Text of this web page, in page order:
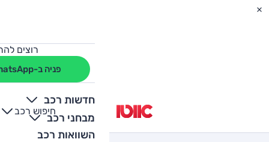
רוצים
פניה ב-WhatsApp
חדשות רכב
מבחני רכב
השוואות רכב
חיפוש רכב
+
-